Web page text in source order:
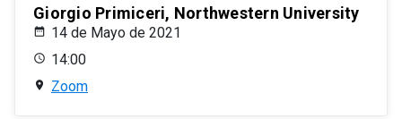
Giorgio Primiceri, Northwestern University
14 de Mayo de 2021
14:00
Zoom